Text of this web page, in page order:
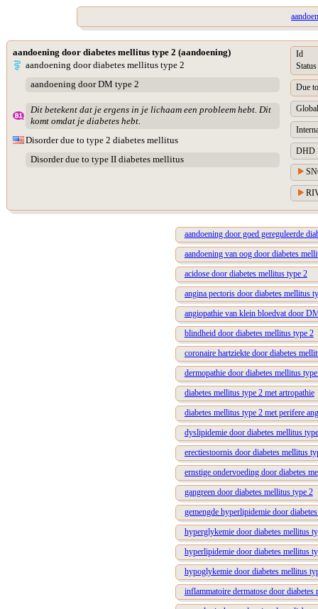
aandoening door diabetes mellitus type 2 (aandoening)
aandoening door diabetes mellitus type 2
aandoening door DM type 2
Dit betekent dat je ergens in je lichaam een probleem hebt. Dit
komt omdat je diabetes hebt.
Disorder due to type 2 diabetes mellitus
Disorder due to type II diabetes mellitus
Id
Status
Due to
DHD
aandoening door goed gereguleerde
aandoening van oog door diabetes
acidose door diabetes mellitus type 2
angina pectoris door diabetes mellitus
angiopathie van klein bloedvat door
blindheid door diabetes mellitus type 2
coronaire hartziekte door diabetes
dermopathie door diabetes mellitus
diabetes mellitus type 2 met artropathie
diabetes mellitus type 2 met perifere
dyslipidemie door diabetes mellitus
erectiestoornis door diabetes mellitus
ernstige ondervoeding door diabetes
gangreen door diabetes mellitus type 2
gemengde hyperlipidemie door
hyperglykemie door diabetes mellitus
hyperlipidemie door diabetes mellitus
hypoglykemie door diabetes mellitus
inflammatoire dermatose door diabetes